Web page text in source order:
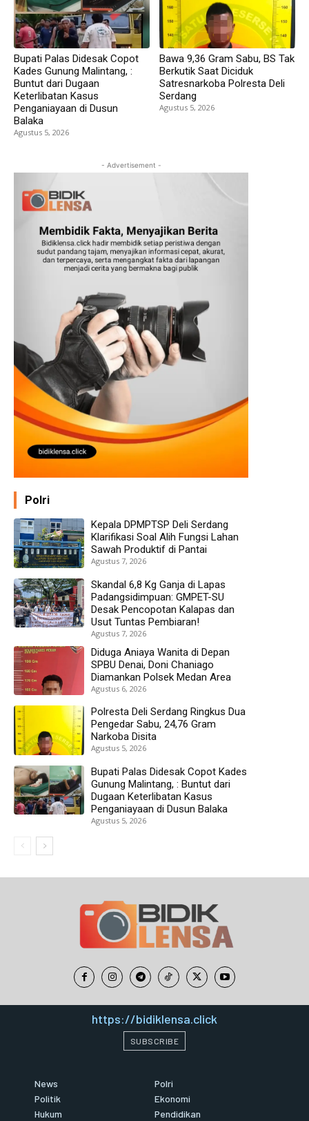
Bupati Palas Didesak Copot
Kades Gunung Malintang, :
Buntut dari Dugaan
Keterlibatan Kasus
Penganiayaan di Dusun
Balaka
Agustus 5, 2026
Bawa 9,36 Gram Sabu, BS Tak
Berkutik Saat Diciduk
Satresnarkoba Polresta Deli
Serdang
Agustus 5, 2026
- Advertisement -
Polri
Kepala DPMPTSP Deli Serdang
Klarifikasi Soal Alih Fungsi Lahan
Sawah Produktif di Pantai
Agustus 7, 2026
Skandal 6,8 Kg Ganja di Lapas
Padangsidimpuan: GMPET-SU
Desak Pencopotan Kalapas dan
Usut Tuntas Pembiaran!
Agustus 7, 2026
Diduga Aniaya Wanita di Depan
SPBU Denai, Doni Chaniago
Diamankan Polsek Medan Area
Agustus 6, 2026
Polresta Deli Serdang Ringkus Dua
Pengedar Sabu, 24,76 Gram
Narkoba Disita
Agustus 5, 2026
Bupati Palas Didesak Copot Kades
Gunung Malintang, : Buntut dari
Dugaan Keterlibatan Kasus
Penganiayaan di Dusun Balaka
Agustus 5, 2026
https://bidiklensa.click
SUBSCRIBE
News
Politik
Hukum
Polri
Ekonomi
Pendidikan